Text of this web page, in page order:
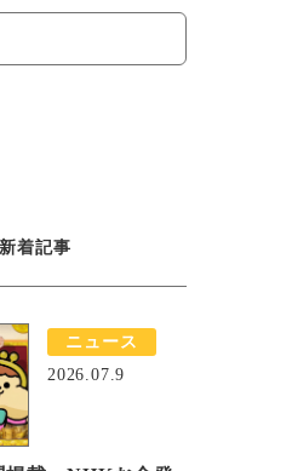
新着記事
ニュース
2026.07.9